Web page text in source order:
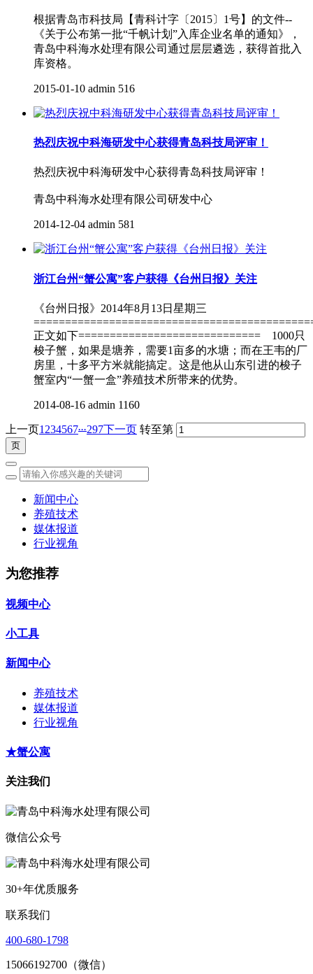
根据青岛市科技局【青科计字〔2015〕1号】的文件--
《关于公布第一批“千帆计划”入库企业名单的通知》，
青岛中科海水处理有限公司通过层层遴选，获得首批入
库资格。
2015-01-10 admin 516
热烈庆祝中科海研发中心获得青岛科技局评审！
热烈庆祝中科海研发中心获得青岛科技局评审！
青岛中科海水处理有限公司研发中心
2014-12-04 admin 581
浙江台州“蟹公寓”客户获得《台州日报》关注
《台州日报》2014年8月13日星期三
正文如下============================= 1000只
梭子蟹，如果是塘养，需要1亩多的水塘；而在王韦的厂
房里，十多平方米就能搞定。这是他从山东引进的梭子
蟹室内“一蟹一盒”养殖技术所带来的优势。
2014-08-16 admin 1160
上一页1 234567...297下一页 转至第
新闻中心
养殖技术
媒体报道
行业视角
为您推荐
视频中心
小工具
新闻中心
养殖技术
媒体报道
行业视角
★蟹公寓
关注我们
微信公众号
30+年优质服务
联系我们
400-680-1798
15066192700（微信）